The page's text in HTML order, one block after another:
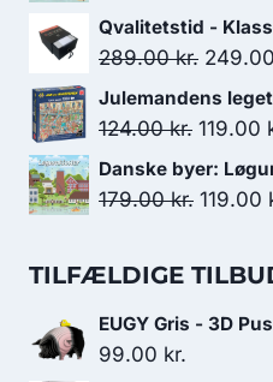
179.00
pris
179.00
Qvalitetstid -
289.00kr. Den
pris
289.00
249.00
Julemandens
124.00kr. Den
pris
119.00
Danske byer:
179.00kr. Den
pris
179.00
119.00
TILFÆLDIGE
EUGY Gris - 3D
99.00 kr.